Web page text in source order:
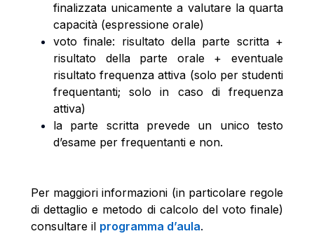
finalizzata unicamente a valutare la quarta
capacità (espressione orale)
voto finale: risultato della parte scritta +
risultato della parte orale + eventuale
risultato frequenza attiva (solo per studenti
frequentanti; solo in caso di frequenza
attiva)
la parte scritta prevede un unico testo
d’esame per frequentanti e non.
Per maggiori informazioni (in particolare regole
di dettaglio e metodo di calcolo del voto finale)
consultare il programma d’aula.